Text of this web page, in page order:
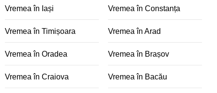
Vremea în Iași Vremea în Constanța
Vremea în Timișoara Vremea în Arad
Vremea în Oradea Vremea în Brașov
Vremea în Craiova Vremea în Bacău